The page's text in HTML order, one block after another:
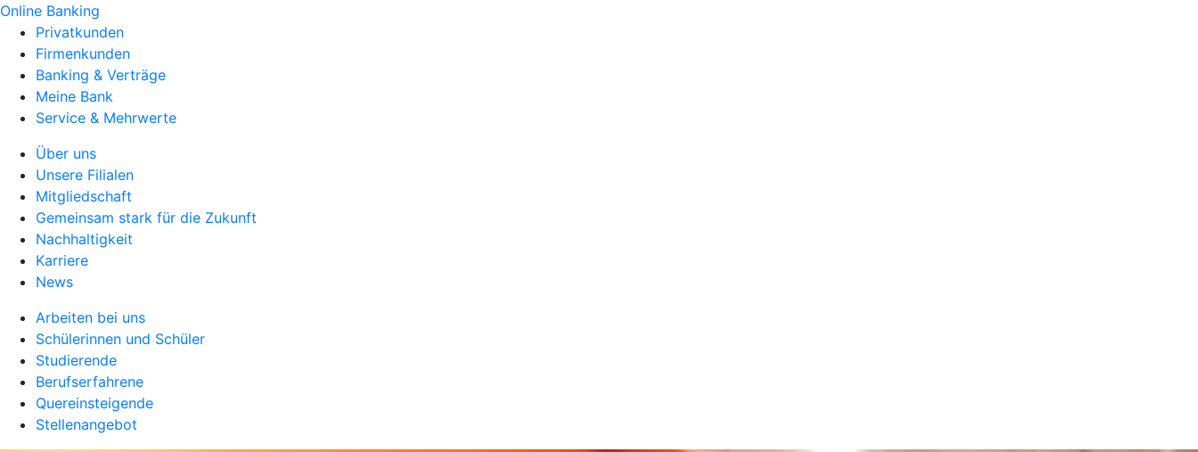
Online Banking
Privatkunden
Firmenkunden
Banking & Verträge
Meine Bank
Service & Mehrwerte
Über uns
Unsere Filialen
Mitgliedschaft
Gemeinsam stark für die Zukunft
Nachhaltigkeit
Karriere
News
Arbeiten bei uns
Schülerinnen und Schüler
Studierende
Berufserfahrene
Quereinsteigende
Stellenangebot